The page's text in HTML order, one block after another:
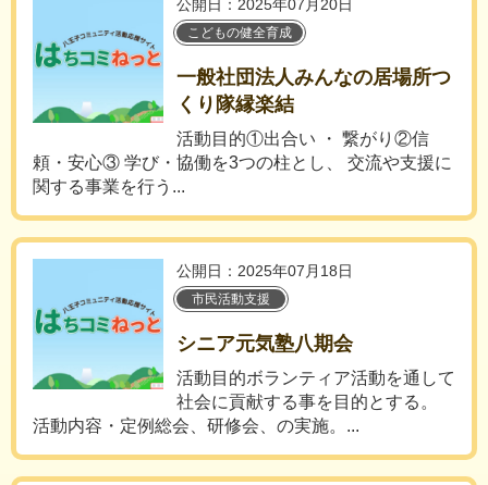
公開日：2025年07月20日
こどもの健全育成
一般社団法人みんなの居場所つ
くり隊縁楽結
活動目的①出合い ・ 繋がり②信
頼・安心③ 学び・協働を3つの柱とし、 交流や支援に
関する事業を行う...
公開日：2025年07月18日
市民活動支援
シニア元気塾八期会
活動目的ボランティア活動を通して
社会に貢献する事を目的とする。
活動内容・定例総会、研修会、の実施。...